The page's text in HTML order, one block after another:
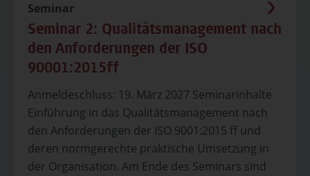
Seminar
Seminar 2: Qualitätsmanagement nach
den Anforderungen der ISO
90001:2015ff
Anmeldeschluss: 19. März 2027 Seminarinhalte
Einführung in das Qualitätsmanagement nach
den Anforderungen der ISO 9001:2015 ff und
deren normgerechte praktische Umsetzung in
der Organisation. Am Ende des Seminars sind